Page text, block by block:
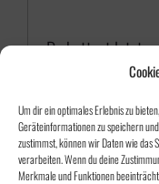
Um dir ein optimales Erlebnis zu
Geräteinformationen zu speichern
zustimmst, können wir Daten wie
verarbeiten. Wenn du deine
Merkmale und Funktionen
Du hattest
dich gleich anund
nächste Jahr!